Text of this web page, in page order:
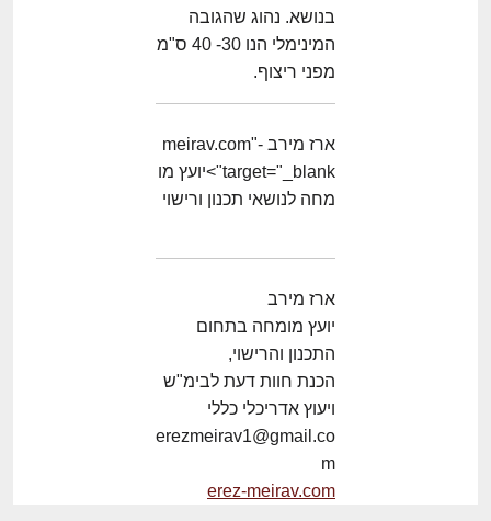
בנושא. נהוג שהגובה
המינימלי הנו 30- 40 ס"מ
מפני ריצוף.
ארז מירב -meirav.com"
target="_blank">יועץ מו
מחה לנושאי תכנון ורישוי
ארז מירב
יועץ מומחה בתחום
התכנון והרישוי,
הכנת חוות דעת לבימ"ש
ויעוץ אדריכלי כללי
erezmeirav1@gmail.co
m
erez-meirav.com